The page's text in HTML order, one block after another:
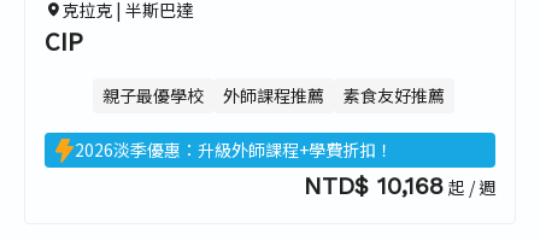
克拉克 | 半斯巴達
CIP
親子最優學校 外師課程推薦 素食友好推薦
2026淡季優惠：升級外師課程+學費折扣！
NTD$ 10,168 起 / 週